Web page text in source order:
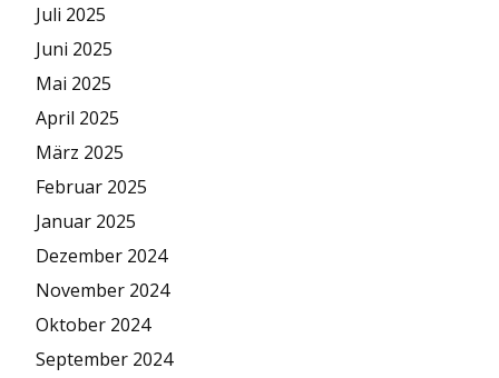
Juli 2025
Juni 2025
Mai 2025
April 2025
März 2025
Februar 2025
Januar 2025
Dezember 2024
November 2024
Oktober 2024
September 2024